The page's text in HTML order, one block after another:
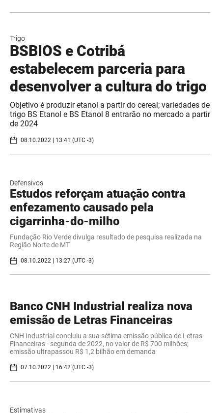
Trigo
BSBIOS e Cotribá
estabelecem parceria para
desenvolver a cultura do trigo
Objetivo é produzir etanol a partir do cereal; variedades de
trigo BS Etanol e BS Etanol 8 entrarão no mercado a partir
de 2024
08.10.2022 | 13:41 (UTC -3)
Defensivos
Estudos reforçam atuação contra
enfezamento causado pela
cigarrinha-do-milho
Fundação Rio Verde divulga resultado de pesquisa realizada na
Região Norte de MT
08.10.2022 | 13:27 (UTC -3)
Banco CNH Industrial realiza nova
emissão de Letras Financeiras
CNH Industrial concluiu a sua sétima emissão pública de Letras
Financeiras - segunda de 2022, no valor de R$ 700 milhões;
emissão ultrapassou R$ 1,2 bilhão em demanda
07.10.2022 | 16:42 (UTC -3)
Estimativas